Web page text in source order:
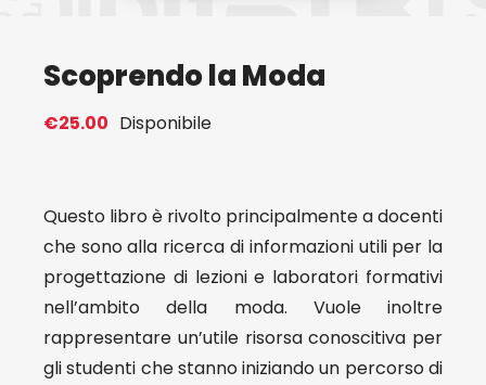
Scoprendo la Moda
€25.00 Disponibile
Questo libro è rivolto principalmente a docenti
che sono alla ricerca di informazioni utili per la
progettazione di lezioni e laboratori formativi
nell’ambito della moda. Vuole inoltre
rappresentare un’utile risorsa conoscitiva per
gli studenti che stanno iniziando un percorso di